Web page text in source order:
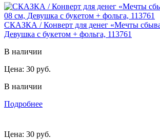
СКАЗКА / Конверт для денег «Мечты
Девушка с букетом + фольга, 113761
В наличии
Цена: 30 руб.
В наличии
Подробнее
Цена: 30 руб.